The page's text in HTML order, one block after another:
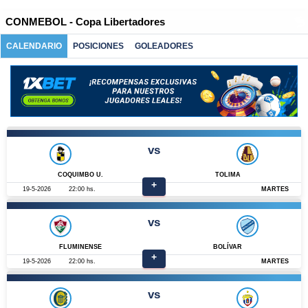
CONMEBOL - Copa Libertadores
CALENDARIO POSICIONES GOLEADORES
COQUIMBO U.
vs
TOLIMA
+
19-5-2026 22:00 hs. MARTES
FLUMINENSE
vs
BOLÍVAR
+
19-5-2026 22:00 hs. MARTES
vs